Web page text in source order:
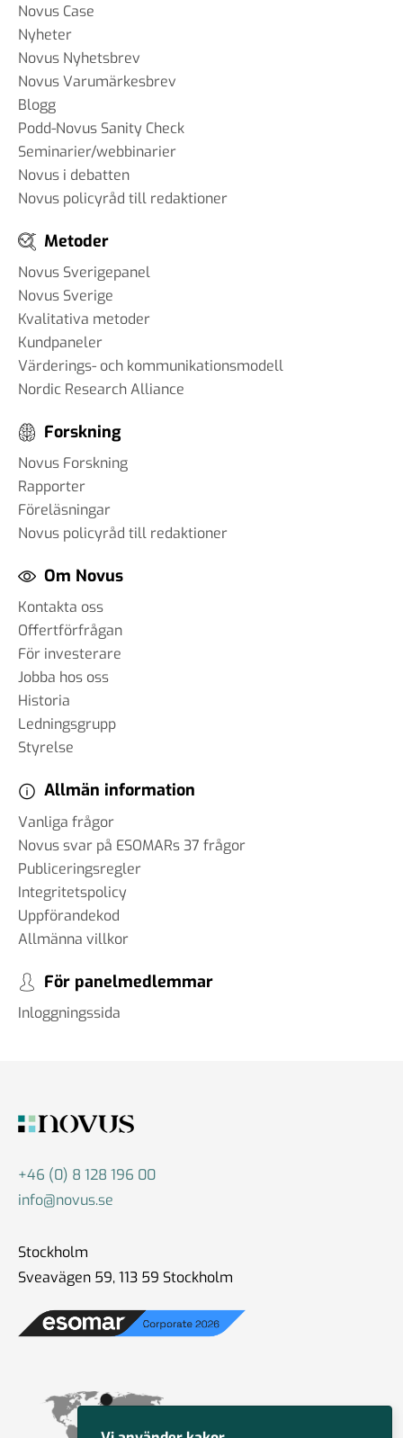
Novus Case
Nyheter
Novus Nyhetsbrev
Novus Varumärkesbrev
Blogg
Podd-Novus Sanity Check
Seminarier/webbinarier
Novus i debatten
Novus policyråd till redaktioner
Metoder
Novus Sverigepanel
Novus Sverige
Kvalitativa metoder
Kundpaneler
Värderings- och kommunikationsmodell
Nordic Research Alliance
Forskning
Novus Forskning
Rapporter
Föreläsningar
Novus policyråd till redaktioner
Om Novus
Kontakta oss
Offertförfrågan
För investerare
Jobba hos oss
Historia
Ledningsgrupp
Styrelse
Allmän information
Vanliga frågor
Novus svar på ESOMARs 37 frågor
Publiceringsregler
Integritetspolicy
Uppförandekod
Allmänna villkor
För panelmedlemmar
Inloggningssida
+46 (0) 8 128 196 00
info@novus.se
Stockholm
Sveavägen 59, 113 59 Stockholm